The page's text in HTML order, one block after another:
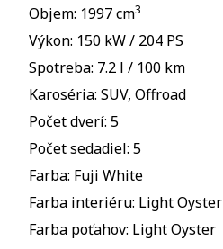
Objem: 1997 cm3
Výkon: 150 kW / 204 PS
Spotreba: 7.2 l / 100 km
Karoséria: SUV, Offroad
Počet dverí: 5
Počet sedadiel: 5
Farba: Fuji White
Farba interiéru: Light Oyster
Farba poťahov: Light Oyster